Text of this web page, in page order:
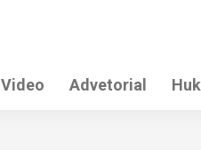
Video Advetorial